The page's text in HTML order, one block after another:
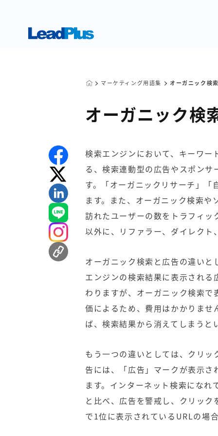
マーケティング用語集 オーガニック検
オーガニック検
検索エンジンにおいて、キーワ
る、検索連動型の広告やスポン
す。「オーガニックリサーチ」
ます。また、オーガニック検索
訪れたユーザーの数をトラフィ
以外に、リファラー、ダイレク
オーガニック検索と広告の違い
エンジンの検索結果に表示され
わりますが、オーガニック検索
価によるため、費用はかかりま
ば、検索結果から消えてしまうと
もう一つの違いとしては、クリ
告には、「広告」マークが表示
ます。インターネット検索にな
と比べ、広告を警戒し、クリッ
で1位に表示されているURLの場